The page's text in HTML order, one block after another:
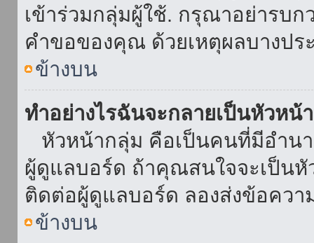
เข้าร่วมกลุ่มผู้ใช้. กรุณาอย่ารบก
คำขอของคุณ ด้วยเหตุผลบางปร
ข้างบน
ทำอย่างไรฉันจะกลายเป็นหัวหน้
หัวหน้ากลุ่ม คือเป็นคนที่มีอำนา
ผู้ดูแลบอร์ด ถ้าคุณสนใจจะเป็น
ติดต่อผู้ดูแลบอร์ด ลองส่งข้อคว
ข้างบน